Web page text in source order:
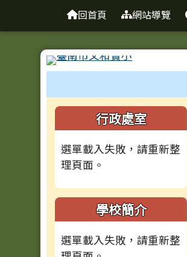
台南市文和實小
回首頁 網站導覽
左邊區域內容
行政處室
選單載入失敗，請重新整
理頁面。
學校簡介
選單載入失敗，請重新整
頁尾區域